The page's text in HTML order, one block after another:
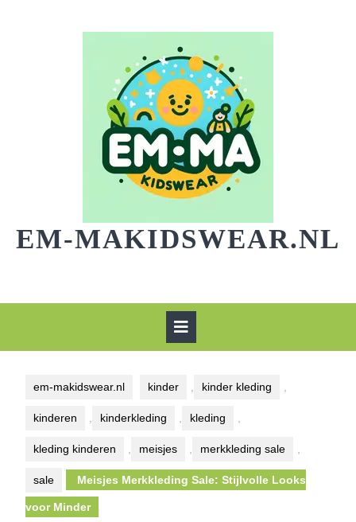
EM-MAKIDSWEAR.NL
em-makidswear.nl kinder kinder kleding
kinderen kinderkleding kleding
kleding kinderen meisjes merkkleding sale
sale Meisjes Merkkleding Sale: Stijlvolle Looks
voor Minder